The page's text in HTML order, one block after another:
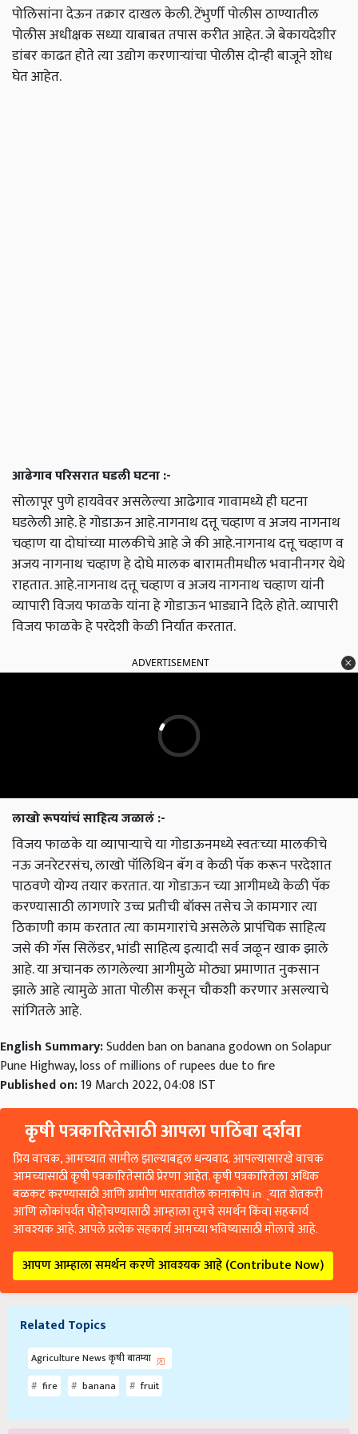
पोलिसांना देऊन तक्रार दाखल केली. टेंभुर्णी पोलीस ठाण्यातील
पोलीस अधीक्षक सध्या याबाबत तपास करीत आहेत. जे बेकायदेशीर
डांबर काढत होते त्या उद्योग करणाऱ्यांचा पोलीस दोन्ही बाजूने शोध
घेत आहेत.
आढेगाव परिसरात घडली घटना :-
सोलापूर पुणे हायवेवर असलेल्या आढेगाव गावामध्ये ही घटना
घडलेली आहे. हे गोडाऊन आहे.नागनाथ दत्तू चव्हाण व अजय नागनाथ
चव्हाण या दोघांच्या मालकीचे आहे जे की आहे.नागनाथ दत्तू चव्हाण व
अजय नागनाथ चव्हाण हे दोघे मालक बारामतीमधील भवानीनगर येथे
राहतात. आहे.नागनाथ दत्तू चव्हाण व अजय नागनाथ चव्हाण यांनी
व्यापारी विजय फाळके यांना हे गोडाऊन भाड्याने दिले होते. व्यापारी
विजय फाळके हे परदेशी केळी निर्यात करतात.
ADVERTISEMENT
लाखो रूपयांचं साहित्य जळालं :-
विजय फाळके या व्यापाऱ्याचे या गोडाऊनमध्ये स्वतःच्या मालकीचे
नऊ जनरेटरसंच, लाखो पॉलिथिन बॅग व केळी पॅक करून परदेशात
पाठवणे योग्य तयार करतात. या गोडाऊन च्या आगीमध्ये केळी पॅक
करण्यासाठी लागणारे उच्च प्रतीची बॉक्स तसेच जे कामगार त्या
ठिकाणी काम करतात त्या कामगारांचे असलेले प्रापंचिक साहित्य
जसे की गॅस सिलेंडर, भांडी साहित्य इत्यादी सर्व जळून खाक झाले
आहे. या अचानक लागलेल्या आगीमुळे मोठ्या प्रमाणात नुकसान
झाले आहे त्यामुळे आता पोलीस कसून चौकशी करणार असल्याचे
सांगितले आहे.
English Summary:Sudden ban on banana godown on Solapur
Pune Highway, loss of millions of rupees due to fire
Published on:19 March 2022, 04:08 IST
कृषी पत्रकारितेसाठी आपला पाठिंबा दर्शवा
प्रिय वाचक, आमच्यात सामील झाल्याबद्दल धन्यवाद. आपल्यासारखे वाचक
आमच्यासाठी कृषी पत्रकारितेसाठी प्रेरणा आहेत. कृषी पत्रकारितेला अधिक
बळकट करण्यासाठी आणि ग्रामीण भारतातील कानाकोप in्यात शेतकरी
आणि लोकांपर्यंत पोहोचण्यासाठी आम्हाला तुमचे समर्थन किंवा सहकार्य
आवश्यक आहे. आपले प्रत्येक सहकार्य आमच्या भविष्यासाठी मोलाचे आहे.
आपण आम्हाला समर्थन करणे आवश्यक आहे (Contribute Now)
Related Topics
Agriculture News कृषी बातम्या
fire
banana fruit